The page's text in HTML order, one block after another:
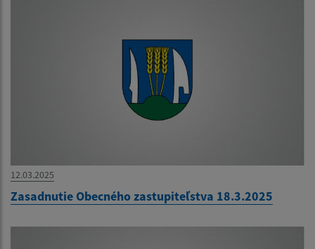
12.03.2025
Zasadnutie Obecného zastupiteľstva 18.3.2025